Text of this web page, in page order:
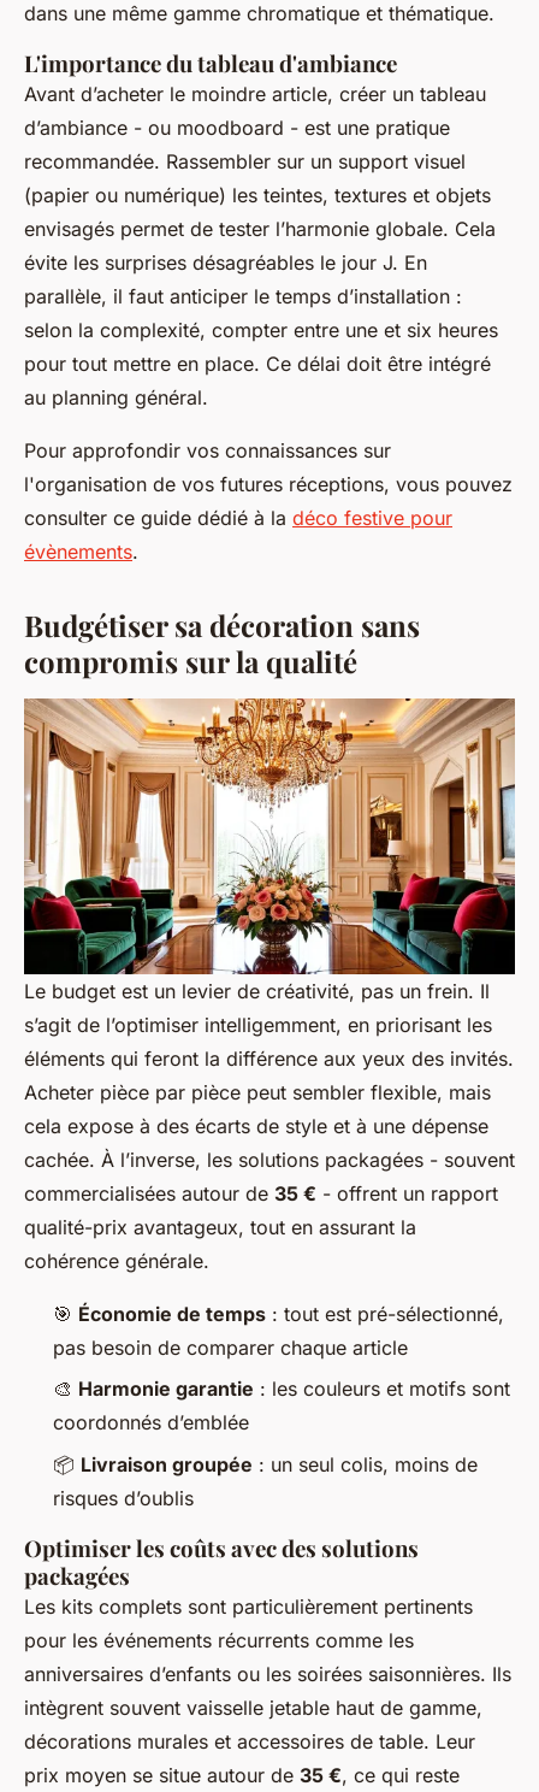
dans une même gamme chromatique et thématique.
L'importance du tableau d'ambiance
Avant d’acheter le moindre article, créer un tableau
d’ambiance - ou moodboard - est une pratique
recommandée. Rassembler sur un support visuel
(papier ou numérique) les teintes, textures et objets
envisagés permet de tester l’harmonie globale. Cela
évite les surprises désagréables le jour J. En
parallèle, il faut anticiper le temps d’installation :
selon la complexité, compter entre une et six heures
pour tout mettre en place. Ce délai doit être intégré
au planning général.
Pour approfondir vos connaissances sur
l'organisation de vos futures réceptions, vous pouvez
consulter ce guide dédié à la déco festive pour
évènements.
Budgétiser sa décoration sans
compromis sur la qualité
Le budget est un levier de créativité, pas un frein. Il
s’agit de l’optimiser intelligemment, en priorisant les
éléments qui feront la différence aux yeux des invités.
Acheter pièce par pièce peut sembler flexible, mais
cela expose à des écarts de style et à une dépense
cachée. À l’inverse, les solutions packagées - souvent
commercialisées autour de 35 € - offrent un rapport
qualité-prix avantageux, tout en assurant la
cohérence générale.
🎯 Économie de temps : tout est pré-sélectionné,
pas besoin de comparer chaque article
🎨 Harmonie garantie : les couleurs et motifs sont
coordonnés d’emblée
📦 Livraison groupée : un seul colis, moins de
risques d’oublis
Optimiser les coûts avec des solutions
packagées
Les kits complets sont particulièrement pertinents
pour les événements récurrents comme les
anniversaires d’enfants ou les soirées saisonnières. Ils
intègrent souvent vaisselle jetable haut de gamme,
décorations murales et accessoires de table. Leur
prix moyen se situe autour de 35 €, ce qui reste